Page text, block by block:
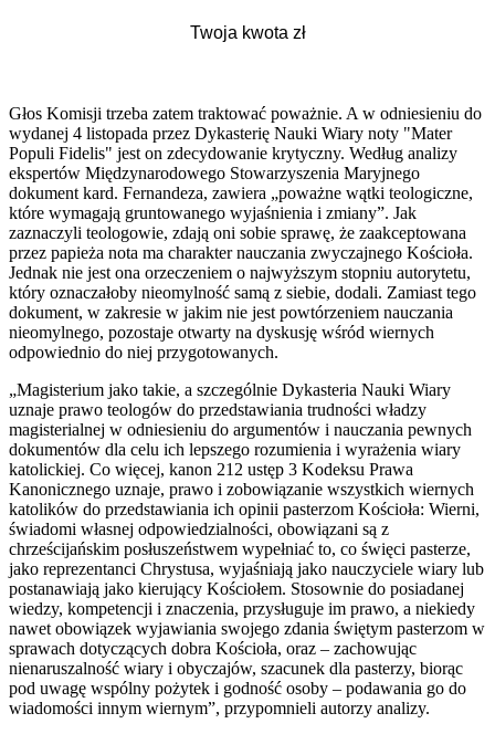
Głos Komisji trzeba zatem traktować poważnie. A w odniesieniu do
wydanej 4 listopada przez Dykasterię Nauki Wiary noty "Mater
Populi Fidelis" jest on zdecydowanie krytyczny. Według analizy
ekspertów Międzynarodowego Stowarzyszenia Maryjnego
dokument kard. Fernandeza, zawiera „poważne wątki teologiczne,
które wymagają gruntowanego wyjaśnienia i zmiany”. Jak
zaznaczyli teologowie, zdają oni sobie sprawę, że zaakceptowana
przez papieża nota ma charakter nauczania zwyczajnego Kościoła.
Jednak nie jest ona orzeczeniem o najwyższym stopniu autorytetu,
który oznaczałoby nieomylność samą z siebie, dodali. Zamiast tego
dokument, w zakresie w jakim nie jest powtórzeniem nauczania
nieomylnego, pozostaje otwarty na dyskusję wśród wiernych
odpowiednio do niej przygotowanych.
„Magisterium jako takie, a szczególnie Dykasteria Nauki Wiary
uznaje prawo teologów do przedstawiania trudności władzy
magisterialnej w odniesieniu do argumentów i nauczania pewnych
dokumentów dla celu ich lepszego rozumienia i wyrażenia wiary
katolickiej. Co więcej, kanon 212 ustęp 3 Kodeksu Prawa
Kanonicznego uznaje, prawo i zobowiązanie wszystkich wiernych
katolików do przedstawiania ich opinii pasterzom Kościoła: Wierni,
świadomi własnej odpowiedzialności, obowiązani są z
chrześcijańskim posłuszeństwem wypełniać to, co święci pasterze,
jako reprezentanci Chrystusa, wyjaśniają jako nauczyciele wiary lub
postanawiają jako kierujący Kościołem. Stosownie do posiadanej
wiedzy, kompetencji i znaczenia, przysługuje im prawo, a niekiedy
nawet obowiązek wyjawiania swojego zdania świętym pasterzom w
sprawach dotyczących dobra Kościoła, oraz – zachowując
nienaruszalność wiary i obyczajów, szacunek dla pasterzy, biorąc
pod uwagę wspólny pożytek i godność osoby – podawania go do
wiadomości innym wiernym”, przypomnieli autorzy analizy.